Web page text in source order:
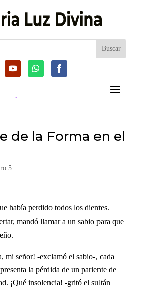
de la Forma en el
5
había perdido todos los dientes.
mandó llamar a un sabio para que
mi señor! -exclamó el sabio-, cada
la pérdida de un pariente de
¡Qué insolencia! -gritó el sultán